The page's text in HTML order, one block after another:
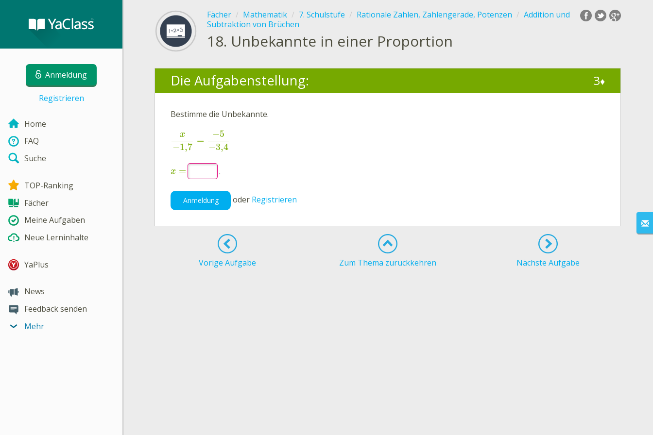
Anmeldung
Registrieren
Home
FAQ
Suche
TOP-Ranking
Fächer
Meine Aufgaben
Neue Lerninhalte
YaPlus
News
Feedback senden
Mehr
Fächer Mathematik 7. Schulstufe Rationale Zahlen, Zahlengerade, Potenzen
Addition und
Subtraktion von Brüchen
18. Unbekannte in einer Proportion
Die Aufgabenstellung: 3♦
Bestimme die Unbekannte.
x
−1,7
=
−5
−3,4
x = .
Anmeldung oder Registrieren
Vorige Aufgabe Zum Thema zurückkehren Nächste Aufgabe